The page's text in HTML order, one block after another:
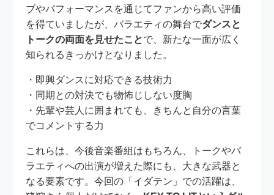
ブやパフォーマンスを通じてファンから高い評価
を得ていましたが、バラエティの舞台でダンスと
トークの両面を見せたことで、新たな一面が広く
知られるきっかけとなりました。
・即興ダンスに対応できる技術力
・同期との対決でも物怖じしない度胸
・先輩や芸人に囲まれても、きちんと自分の言葉
でコメントする力
これらは、今後音楽番組はもちろん、トークやバ
ラエティへの出演が増えた際にも、大きな武器と
なる要素です。今回の「イダテン」での活躍は、